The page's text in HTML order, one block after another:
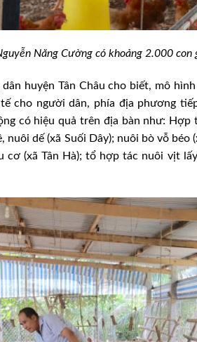
Năng Cường có khoảng 2.000 con
huyện Tân Châu cho biết, mô
cho người dân, phía địa phương
có hiệu quả trên địa bàn như: Hợp
dế (xã Suối Dây); nuôi bò vỗ béo
cơ (xã Tân Hà); tổ hợp tác nuôi vịt